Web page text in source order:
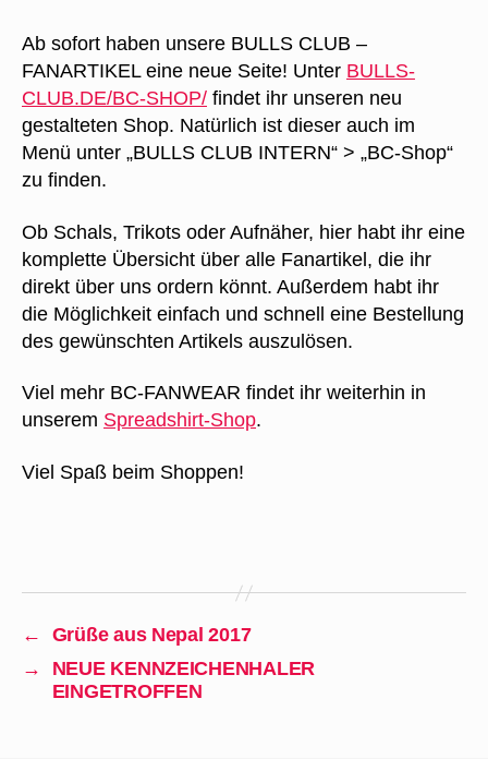
Ab sofort haben unsere BULLS CLUB –
FANARTIKEL eine neue Seite! Unter BULLS-
CLUB.DE/BC-SHOP/ findet ihr unseren neu
gestalteten Shop. Natürlich ist dieser auch im
Menü unter „BULLS CLUB INTERN“ > „BC-Shop“
zu finden.
Ob Schals, Trikots oder Aufnäher, hier habt ihr eine
komplette Übersicht über alle Fanartikel, die ihr
direkt über uns ordern könnt. Außerdem habt ihr
die Möglichkeit einfach und schnell eine Bestellung
des gewünschten Artikels auszulösen.
Viel mehr BC-FANWEAR findet ihr weiterhin in
unserem Spreadshirt-Shop.
Viel Spaß beim Shoppen!
←
Grüße aus Nepal 2017
→
NEUE KENNZEICHENHALER
EINGETROFFEN